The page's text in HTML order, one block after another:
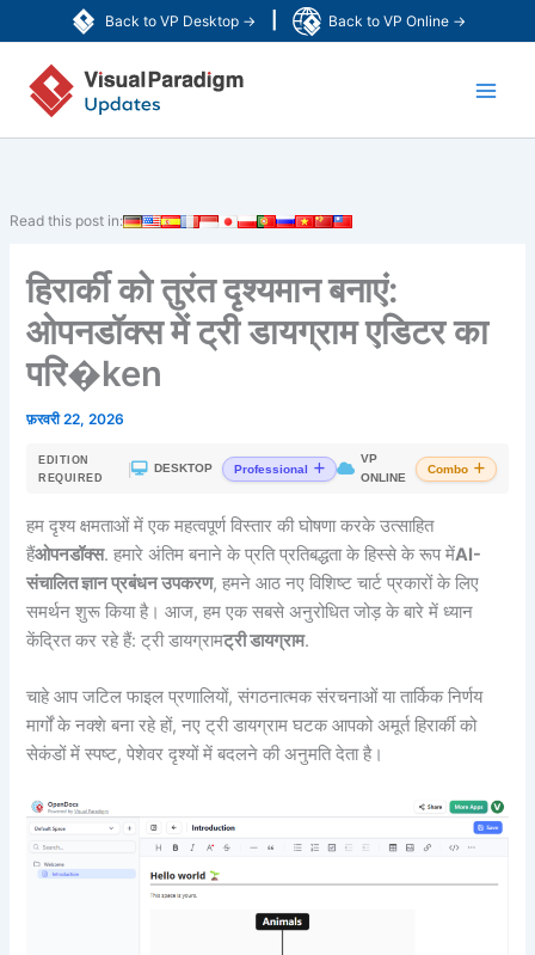
Back to VP Desktop → Back to VP Online →
to
content
Read this post in:
हिरार्की को तुरंत दृश्यमान बनाएं:
ओपनडॉक्स में ट्री डायग्राम एडिटर का
परि�ken
फ़रवरी 22, 2026
EDITION
REQUIRED
DESKTOP Professional
VP
ONLINE
Combo
हम दृश्य क्षमताओं में एक महत्वपूर्ण विस्तार की घोषणा करके उत्साहित
हैंओपनडॉक्स. हमारे अंतिम बनाने के प्रति प्रतिबद्धता के हिस्से के रूप मेंAI-
संचालित ज्ञान प्रबंधन उपकरण, हमने आठ नए विशिष्ट चार्ट प्रकारों के लिए
समर्थन शुरू किया है। आज, हम एक सबसे अनुरोधित जोड़ के बारे में ध्यान
केंद्रित कर रहे हैं: ट्री डायग्रामट्री डायग्राम.
चाहे आप जटिल फाइल प्रणालियों, संगठनात्मक संरचनाओं या तार्किक निर्णय
मार्गों के नक्शे बना रहे हों, नए ट्री डायग्राम घटक आपको अमूर्त हिरार्की को
सेकंडों में स्पष्ट, पेशेवर दृश्यों में बदलने की अनुमति देता है।